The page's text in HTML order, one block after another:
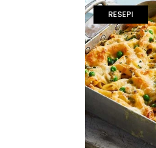
RESEPI